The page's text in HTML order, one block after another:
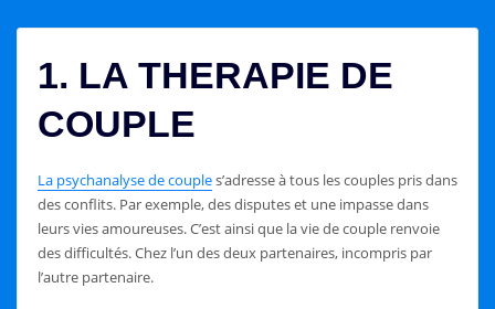
1. LA THERAPIE DE
COUPLE
La psychanalyse de couples’adresse à tous les couples pris dans
des conflits. Par exemple, des disputes et une impasse dans
leurs vies amoureuses. C’est ainsi que la vie de couple renvoie
des difficultés. Chez l’un des deux partenaires, incompris par
l’autre partenaire.